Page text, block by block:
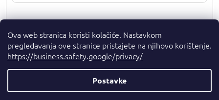
Ova web stranica koristi kolačiće. Nastavkom
pregledavanja ove stranice pristajete na njihovo korištenje.
https://business.safety.google/privacy/
Postavke
Upisom svoje e-pošte pristajete nauvjete privatnosti.
Autorska prava 2026Parfumshop.hr. Sva prava pridržana.